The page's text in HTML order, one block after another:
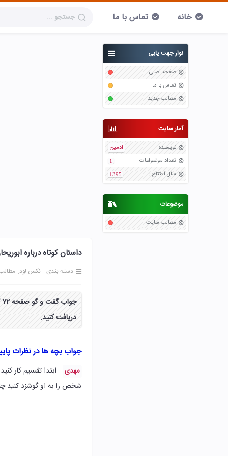
خانه تماس با ما
نوار جهت یابی
صفحه اصلی
تماس با ما
مطالب جدید
آمار سایت
نویسنده :
ادمین
تعداد موضواعات :
1
سال افتتاح :
1395
موضوعات
مطالب سایت
داستان کوتاه درباره ابوریحان
دسته بندی : نکس لود
دریافت کنید.
جواب بچه ها در نظرات
مهدی : ابتدا تقسیم کار
شخص را به او گوشزد کنید